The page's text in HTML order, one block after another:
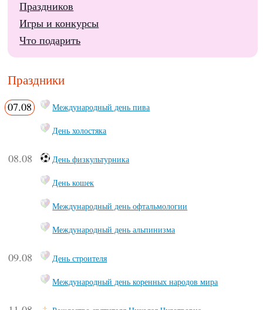
Праздников
Игры и конкурсы
Что подарить
Праздники
07.08 Международный день пива
День холостяка
08.08 День физкультурника
День кошек
Международный день офтальмологии
Международный день альпинизма
09.08 День строителя
Международный день коренных народов мира